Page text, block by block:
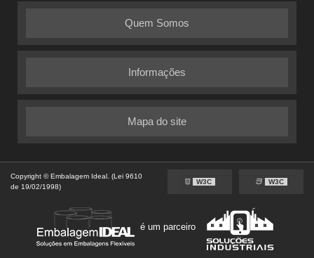
Quem Somos
Informações
Mapa do site
Copyright © Embalagem Ideal. (Lei 9610
de 19/02/1998)
W3C W3C
é um parceiro